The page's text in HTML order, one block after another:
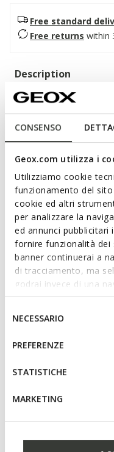
CONSENSO
Geox.com utilizza i
Utilizziamo cookie
funzionamento del
cookie ed altri
per analizzare la
ed annunci pubblicitari
fornire funzionalità dei
banner continuerai a
di tracciamento, ma
godrai invece di una
base dei tuoi gusti ed
IMPOSTAZIONI
altri strumenti di
informazioni o per
tue impostazioni,
del
consenso
NECESSARIO
PREFERENZE
STATISTICHE
MARKETING
Free standard
Free returns within
Description
A super-cushioned and
classic black version, it
ITEM CODE:
Features
Enhanced
System
Lace fastening
Technologies
You may also